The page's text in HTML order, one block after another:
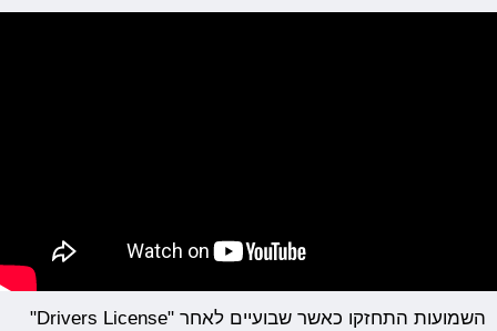
השמועות התחזקו כאשר שבועיים לאחר "Drivers License"